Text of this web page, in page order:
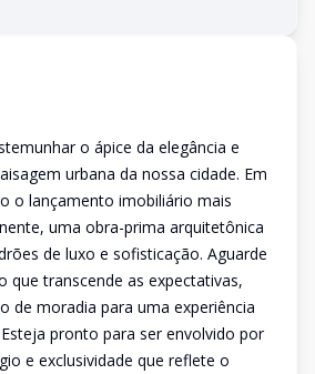
o ápice da elegância e
urbana da nossa cidade. Em
o lançamento imobiliário mais
uma obra-prima arquitetônica
de luxo e sofisticação. Aguarde
que transcende as expectativas,
de moradia para uma experiência
pronto para ser envolvido por
e exclusividade que reflete o